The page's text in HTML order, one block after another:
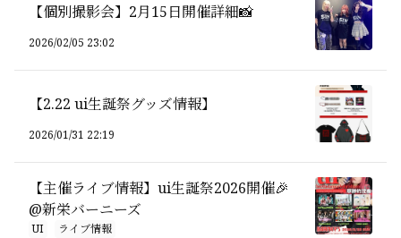
【個別撮影会】2月15日開催詳細📸
2026/02/05 23:02
【2.22 ui生誕祭グッズ情報】
2026/01/31 22:19
【主催ライブ情報】ui生誕祭2026開催🎉
@新栄バーニーズ
UI
ライブ情報